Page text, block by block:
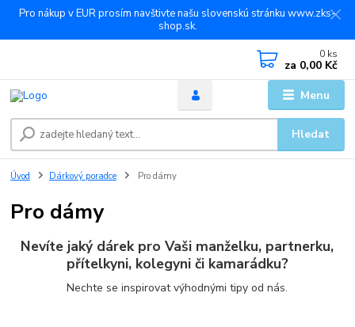
Pro nákup v EUR prosím navštivte našu slovenskú stránku www.zks-
shop.sk.
Menu
Hledat
0 ks
za 0,00 Kč
Úvod Dárkový poradce Pro dámy
Pro dámy
Nevíte jaký dárek pro Vaši manželku, partnerku,
přítelkyni, kolegyni či kamarádku?
Nechte se inspirovat výhodnými tipy od nás.